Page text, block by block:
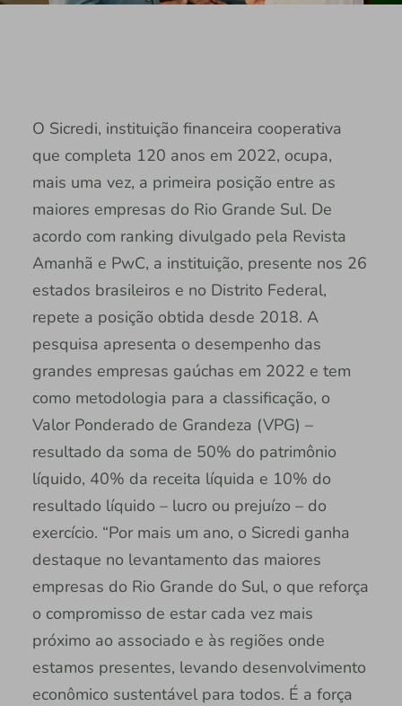
O Sicredi, instituição financeira cooperativa
que completa 120 anos em 2022, ocupa,
mais uma vez, a primeira posição entre as
maiores empresas do Rio Grande Sul. De
acordo com ranking divulgado pela Revista
Amanhã e PwC, a instituição, presente nos 26
estados brasileiros e no Distrito Federal,
repete a posição obtida desde 2018. A
pesquisa apresenta o desempenho das
grandes empresas gaúchas em 2022 e tem
como metodologia para a classificação, o
Valor Ponderado de Grandeza (VPG) –
resultado da soma de 50% do patrimônio
líquido, 40% da receita líquida e 10% do
resultado líquido – lucro ou prejuízo – do
exercício. “Por mais um ano, o Sicredi ganha
destaque no levantamento das maiores
empresas do Rio Grande do Sul, o que reforça
o compromisso de estar cada vez mais
próximo ao associado e às regiões onde
estamos presentes, levando desenvolvimento
econômico sustentável para todos. É a força